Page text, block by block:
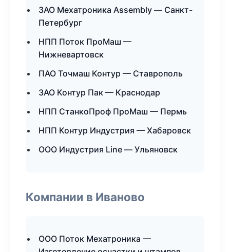
ЗАО Мехатроника Assembly — Санкт-
Петербург
НПП Поток ПроМаш —
Нижневартовск
ПАО Точмаш Контур — Ставрополь
ЗАО Контур Пак — Краснодар
НПП СтанкоПроф ПроМаш — Пермь
НПП Контур Индустрия — Хабаровск
ООО Индустрия Line — Ульяновск
Компании в Иваново
ООО Поток Мехатроника —